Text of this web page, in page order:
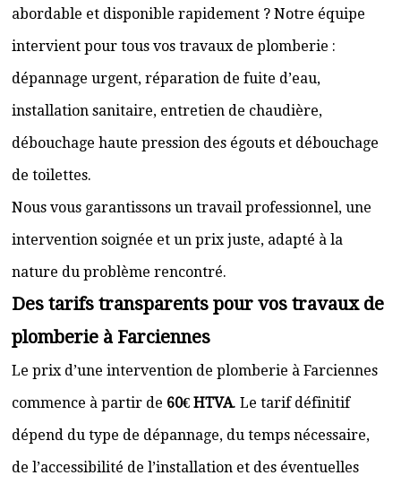
abordable et disponible rapidement ? Notre équipe
intervient pour tous vos travaux de plomberie :
dépannage urgent, réparation de fuite d’eau,
installation sanitaire, entretien de chaudière,
débouchage haute pression des égouts et débouchage
de toilettes.
Nous vous garantissons un travail professionnel, une
intervention soignée et un prix juste, adapté à la
nature du problème rencontré.
Des tarifs transparents pour vos travaux de
plomberie à Farciennes
Le prix d’une intervention de plomberie à Farciennes
commence à partir de 60€ HTVA. Le tarif définitif
dépend du type de dépannage, du temps nécessaire,
de l’accessibilité de l’installation et des éventuelles